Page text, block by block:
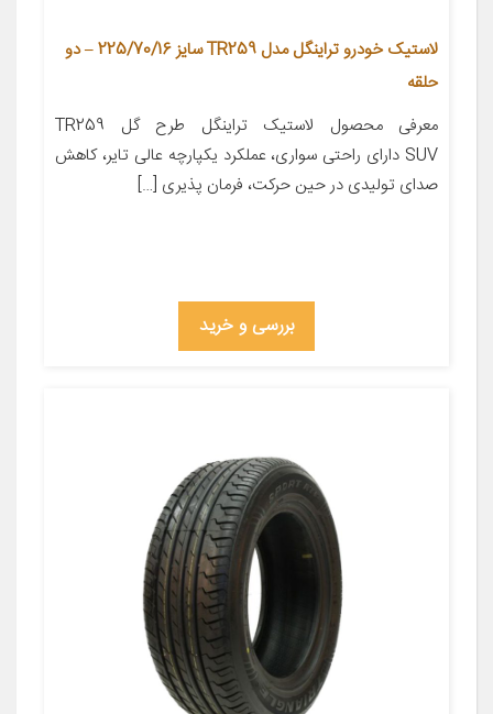
لاستیک خودرو تراینگل مدل TR259 سایز 225/70/16 – دو
حلقه
معرفی محصول لاستیک تراینگل طرح گل TR259
SUV دارای راحتی سواری، عملکرد یکپارچه عالی تایر، کاهش
صدای تولیدی در حین حرکت، فرمان پذیری […]
بررسی و خرید